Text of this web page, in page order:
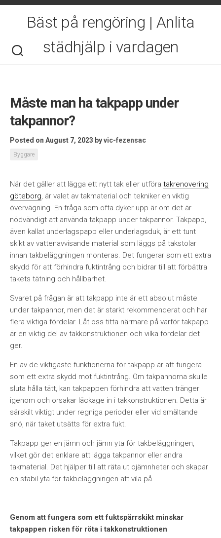
Skip
Bäst på rengöring | Anlita
städhjälp i vardagen
Måste man ha takpapp under
takpannor?
Posted on August 7, 2023 byvic-fezensac
Byggare
När det gäller att lägga ett nytt tak eller utföra takrenovering
göteborg, är valet av takmaterial och tekniker en viktig
övervägning. En fråga som ofta dyker upp är om det är
nödvändigt att använda takpapp under takpannor. Takpapp,
även kallat underlagspapp eller underlagsduk, är ett tunt
skikt av vattenavvisande material som läggs på takstolar
innan takbeläggningen monteras. Det fungerar som ett extra
skydd för att förhindra fuktintrång och bidrar till att förbättra
takets tätning och hållbarhet.
Svaret på frågan är att takpapp inte är ett absolut måste
under takpannor, men det är starkt rekommenderat och har
flera viktiga fördelar. Låt oss titta närmare på varför takpapp
är en viktig del av takkonstruktionen och vilka fördelar det
ger.
En av de viktigaste funktionerna för takpapp är att fungera
som ett extra skydd mot fuktintrång. Om takpannorna skulle
sluta hålla tätt, kan takpappen förhindra att vatten tränger
igenom och orsakar läckage in i takkonstruktionen. Detta är
särskilt viktigt under regniga perioder eller vid smältande
snö, när taket utsätts för extra fukt.
Takpapp ger en jämn och jämn yta för takbeläggningen,
vilket gör det enklare att lägga takpannor eller andra
takmaterial. Det hjälper till att räta ut ojämnheter och skapar
en stabil yta för takbeläggningen att vila på.
Genom att fungera som ett fuktspärrskikt minskar
takpappen risken för röta i takkonstruktionen